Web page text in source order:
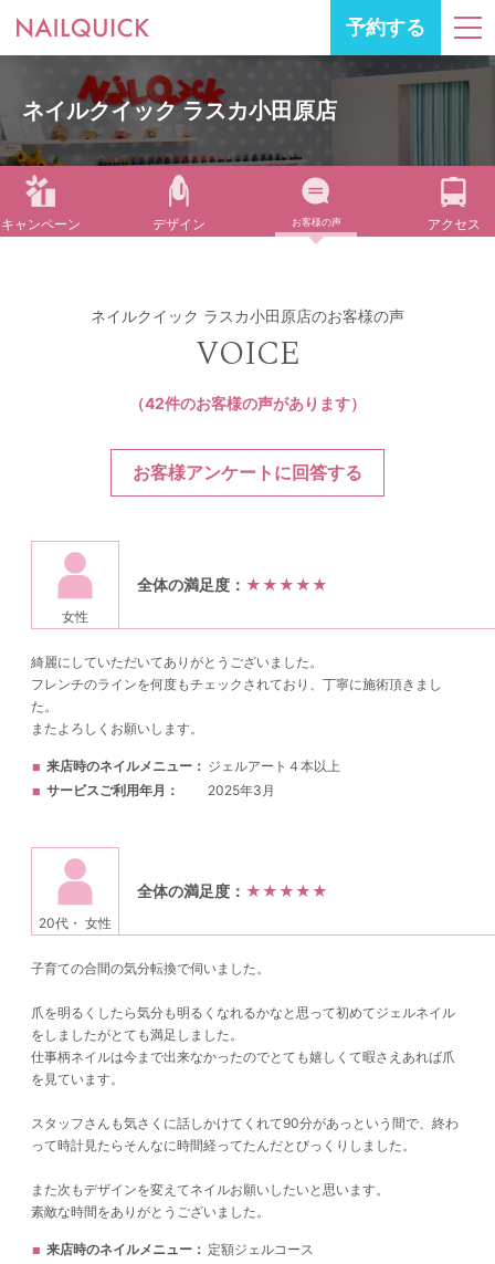
予約する
ネイルクイック ラスカ小田原店
キャンペーン デザイン お客様の声 アクセス
ネイルクイック ラスカ小田原店のお客様の声
VOICE
（42件のお客様の声があります）
お客様アンケートに回答する
女性
全体の満足度： ★★★★★
綺麗にしていただいてありがとうございました。
フレンチのラインを何度もチェックされており、丁寧に施術頂きまし
た。
またよろしくお願いします。
来店時のネイルメニュー
ジェルアート４本以上
サービスご利用年月
2025年3月
20代・ 女性
全体の満足度： ★★★★★
子育ての合間の気分転換で伺いました。
爪を明るくしたら気分も明るくなれるかなと思って初めてジェルネイル
をしましたがとても満足しました。
仕事柄ネイルは今まで出来なかったのでとても嬉しくて暇さえあれば爪
を見ています。
スタッフさんも気さくに話しかけてくれて90分があっという間で、終わ
って時計見たらそんなに時間経ってたんだとびっくりしました。
また次もデザインを変えてネイルお願いしたいと思います。
素敵な時間をありがとうございました。
来店時のネイルメニュー
定額ジェルコース